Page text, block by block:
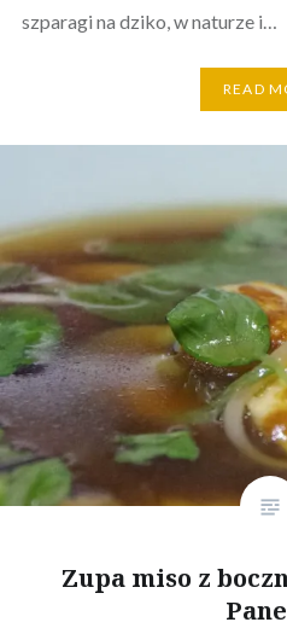
szparagi na dziko, w naturze i…
READ
Zupa miso z